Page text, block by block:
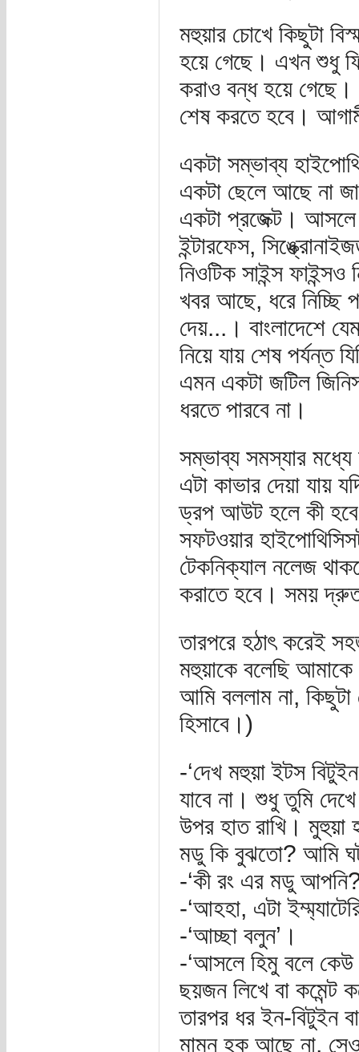
মহুয়ার চোখে কিছুটা
হয়ে গেছে। এখন শুধু
করাও বন্ধ হয়ে
শেষ করতে হবে।
একটা সম্ভাব্য
একটা ছেলে আছে না
একটা প্রজেক্ট। আসলে
ইন্টারফেস,
নিওটিক সাইন্স
খবর আছে, ধরে
দেয়...। বাংলাদেশে
নিয়ে যায় শেষ পর্যন্ত
এমন একটা জটিল
ধরতে পারবে না।
সম্ভাব্য সমস্যার
এটা কাভার দেয়া যায়
ড্রপ আউট হলে কী
সফটওয়ার
টেকনিক্যাল নলেজ
করাতে হবে। সময়
তারপরে হঠাৎ করেই
মহুয়াকে বলেছি
আমি বললাম না,
হিসাবে।)
-‘দেখ মহুয়া ইটস
যাবে না। শুধু তুমি
উপর হাত রাখি।
মডু কি বুঝতো? আমি
-‘কী রং এর মডু
-‘আহহা, এটা
-‘আচ্ছা বলুন’।
-‘আসলে হিমু বলে কেউ
ছয়জন লিখে বা কমেন্ট
তারপর ধর ইন-বিটুইন
মামুন হক আছে না,